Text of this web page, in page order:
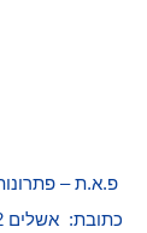
פ.א.ת –
כתובת: אשלים 2, שדרות